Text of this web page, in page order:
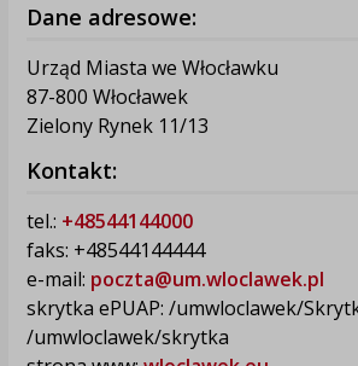
Dane adresowe:
Urząd Miasta we Włocławku
87-800 Włocławek
Zielony Rynek 11/13
Kontakt:
tel.: +48544144000
faks: +48544144444
e-mail: poczta@um.wloclawek.pl
skrytka ePUAP: /umwloclawek/
/umwloclawek/skrytka